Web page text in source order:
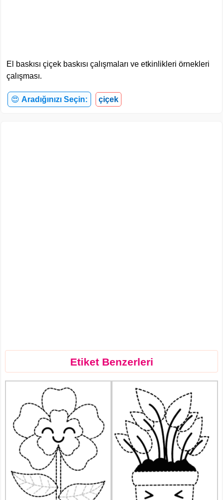
El baskısı çiçek baskısı çalışmaları ve etkinlikleri örnekleri
çalışması.
😍 Aradığınızı Seçin: çiçek
Etiket Benzerleri